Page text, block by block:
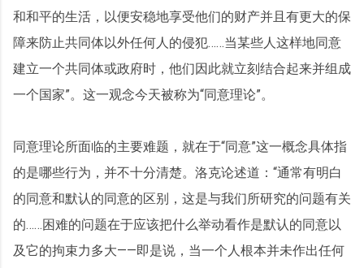
和和平的生活，以便安稳地享受他们的财产并且有更大的保
障来防止共同体以外任何人的侵犯……当某些人这样地同意
建立一个共同体或政府时，他们因此就立刻结合起来并组成
一个国家”。这一观念今天被称为“同意理论”。
同意理论所面临的主要难题，就在于“同意”这一概念具体指
的是哪些行为，并不十分清楚。洛克论述道：“通常有明白
的同意和默认的同意的区别，这是与我们所研究的问题有关
的……困难的问题在于应该把什么举动看作是默认的同意以
及它的拘束力多大——即是说，当一个人根本并未作出任何